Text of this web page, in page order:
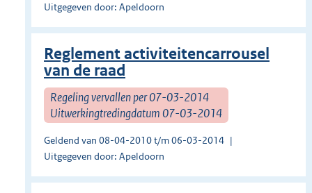
Uitgegeven door: Apeldoorn
Reglement activiteitencarrousel
van de raad
Regeling vervallen per 07-03-2014
Uitwerkingtredingdatum 07-03-2014
Geldend van 08-04-2010 t/m 06-03-2014
Uitgegeven door: Apeldoorn